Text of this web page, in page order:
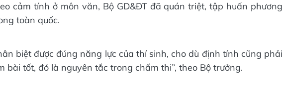
cảm tính ở môn văn, Bộ GD&ĐT đã quán triệt, tập huấn phương
toàn quốc.
biệt được đúng năng lực của thí sinh, cho dù định tính cũng phải
bài tốt, đó là nguyên tắc trong chấm thi”, theo Bộ trưởng.